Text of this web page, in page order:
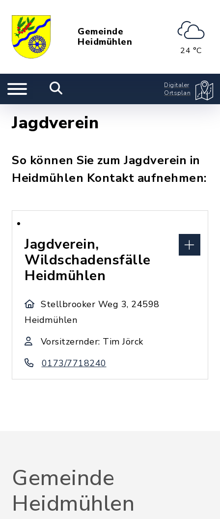
Gemeinde
Heidmühlen
24 °C
Digitaler
Ortsplan
Jagdverein
So können Sie zum Jagdverein in
Heidmühlen Kontakt aufnehmen:
Jagdverein,
Wildschadensfälle
Heidmühlen
Stellbrooker Weg 3, 24598
Heidmühlen
Vorsitzernder: Tim Jörck
0173/7718240
Gemeinde
Heidmühlen